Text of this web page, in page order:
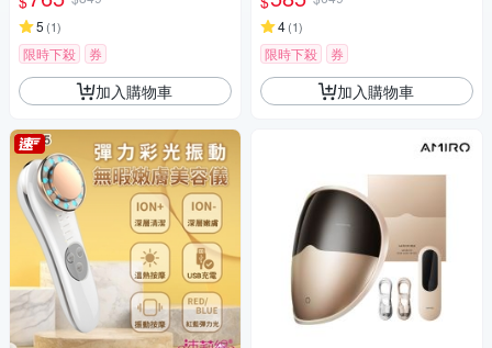
5 (1)
限時下殺 券
加入購物車
4(1)
限時下殺 券
加入購物車